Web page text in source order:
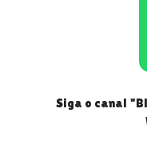
Siga o canal